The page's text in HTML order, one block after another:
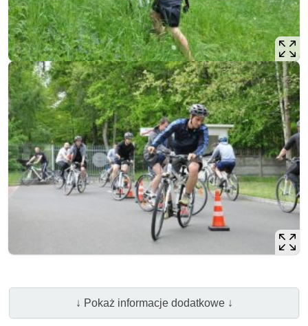
↓ Pokaż informacje dodatkowe ↓